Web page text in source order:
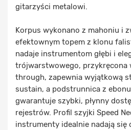
gitarzyści metalowi.
Korpus wykonano z mahoniu i
efektownym topem z klonu
nadaje instrumentom głębi i
trójwarstwowego, przykręcona
through, zapewnia wyjątkową
sustain, a podstrunnica z
gwarantuje szybki, płynny
rejestrów. Profil szyjki Speed
instrumenty idealnie nadają